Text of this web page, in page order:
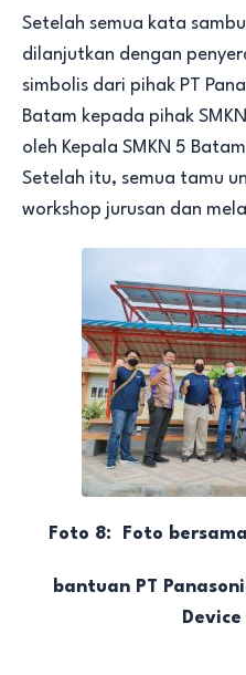
Setelah semua kata
dilanjutkan dengan
simbolis dari pihak PT
Batam kepada pihak
oleh Kepala SMKN 5
Setelah itu, semua tamu
workshop jurusan dan
Foto 8: Foto
bantuan PT